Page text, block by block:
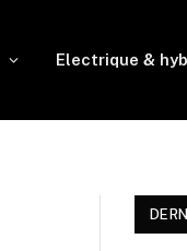
Electrique &